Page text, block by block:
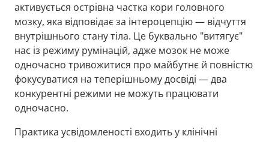
активується острівна частка кори головного
мозку, яка відповідає за інтероцепцію — відчуття
внутрішнього стану тіла. Це буквально "витягує"
нас із режиму румінацій, адже мозок не може
одночасно тривожитися про майбутнє й повністю
фокусуватися на теперішньому досвіді — два
конкурентні режими не можуть працювати
одночасно.
Практика усвідомленості входить у клінічні